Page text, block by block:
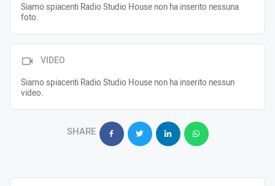
Siamo spiacenti Radio Studio House non ha inserito nessuna
foto.
VIDEO
Siamo spiacenti Radio Studio House non ha inserito nessun
video.
SHARE